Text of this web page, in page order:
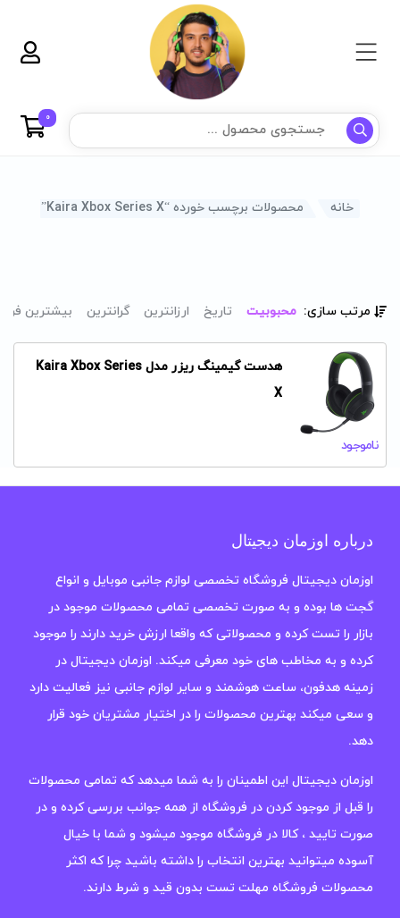
0
خانه محصولات برچسب خورده “Kaira Xbox Series X”
مرتب سازی: محبوبیت تاریخ ارزانترین گرانترین بیشترین
هدست گیمینگ ریزر مدل Kaira Xbox Series
X
ناموجود
درباره اوزمان دیجیتال
اوزمان دیجیتال فروشگاه تخصصی لوازم جانبی موبایل و انواع
گجت ها بوده و به صورت تخصصی تمامی محصولات موجود در
بازار را تست کرده و محصولاتی که واقعا ارزش خرید دارند را موجود
کرده و به مخاطب های خود معرفی میکند. اوزمان دیجیتال در
زمینه هدفون، ساعت هوشمند و سایر لوازم جانبی نیز فعالیت دارد
و سعی میکند بهترین محصولات را در اختیار مشتریان خود قرار
دهد.
اوزمان دیجیتال این اطمینان را به شما میدهد که تمامی محصولات
را قبل از موجود کردن در فروشگاه از همه جوانب بررسی کرده و در
صورت تایید ، کالا در فروشگاه موجود میشود و شما با خیال
آسوده میتوانید بهترین انتخاب را داشته باشید چرا که اکثر
محصولات فروشگاه مهلت تست بدون قید و شرط دارند.